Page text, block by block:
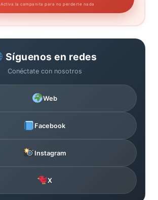
Activa la campanita para no perderte nada
Síguenos en redes
Conéctate con nosotros
Web
Facebook
Instagram
X